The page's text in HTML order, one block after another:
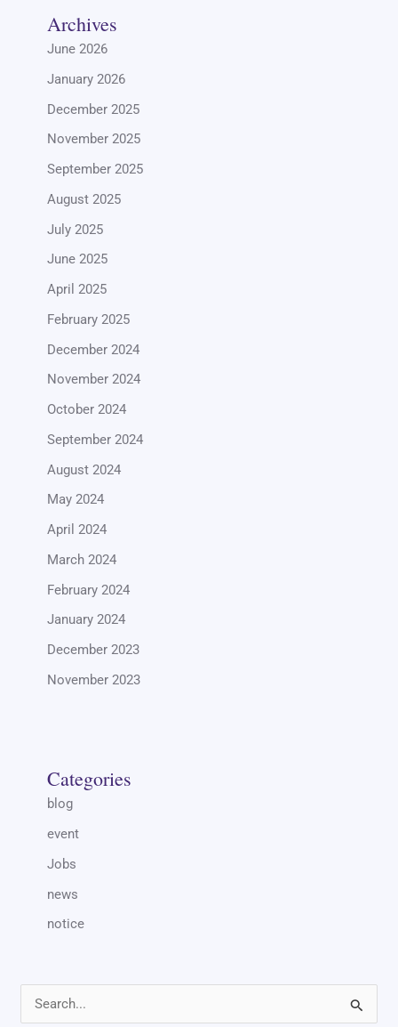
Archives
June 2026
January 2026
December 2025
November 2025
September 2025
August 2025
July 2025
June 2025
April 2025
February 2025
December 2024
November 2024
October 2024
September 2024
August 2024
May 2024
April 2024
March 2024
February 2024
January 2024
December 2023
November 2023
Categories
blog
event
Jobs
news
notice